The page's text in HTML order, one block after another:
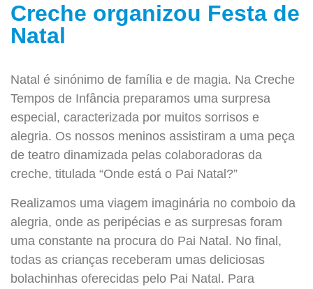
Creche organizou Festa de
Natal
Natal é sinónimo de família e de magia. Na Creche
Tempos de Infância preparamos uma surpresa
especial, caracterizada por muitos sorrisos e
alegria. Os nossos meninos assistiram a uma peça
de teatro dinamizada pelas colaboradoras da
creche, titulada “Onde está o Pai Natal?”
Realizamos uma viagem imaginária no comboio da
alegria, onde as peripécias e as surpresas foram
uma constante na procura do Pai Natal. No final,
todas as crianças receberam umas deliciosas
bolachinhas oferecidas pelo Pai Natal. Para